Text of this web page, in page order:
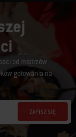
od mistrzów
gotowania na
ZAPISZ SIĘ